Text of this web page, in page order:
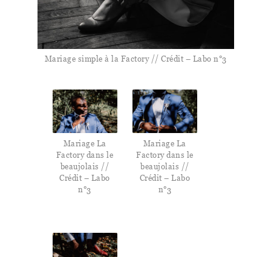
Mariage simple à la Factory // Crédit – Labo n°3
Mariage La
Factory dans le
beaujolais //
Crédit – Labo
n°3
Mariage La
Factory dans le
beaujolais //
Crédit – Labo
n°3